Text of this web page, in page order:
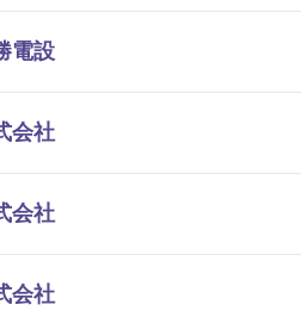
電設
会社
会社
会社